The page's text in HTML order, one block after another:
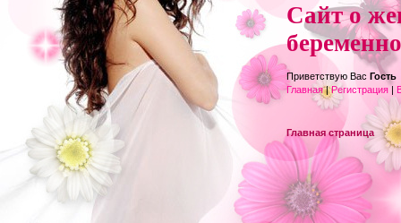
Сайт о
Приветствую Вас Гость
Главная|Регистрация |
Главная страница